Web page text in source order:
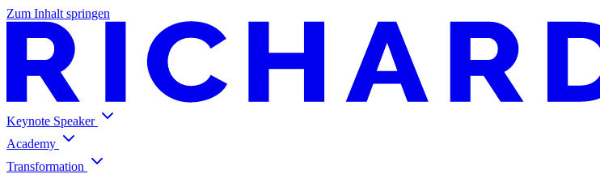
Zum Inhalt springen
Keynote Speaker
Academy
Transformation